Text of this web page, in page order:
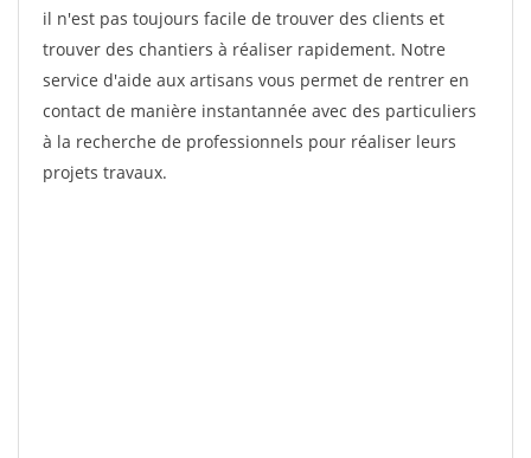
il n'est pas toujours facile de trouver des clients et
trouver des chantiers à réaliser rapidement. Notre
service d'aide aux artisans vous permet de rentrer en
contact de manière instantannée avec des particuliers
à la recherche de professionnels pour réaliser leurs
projets travaux.